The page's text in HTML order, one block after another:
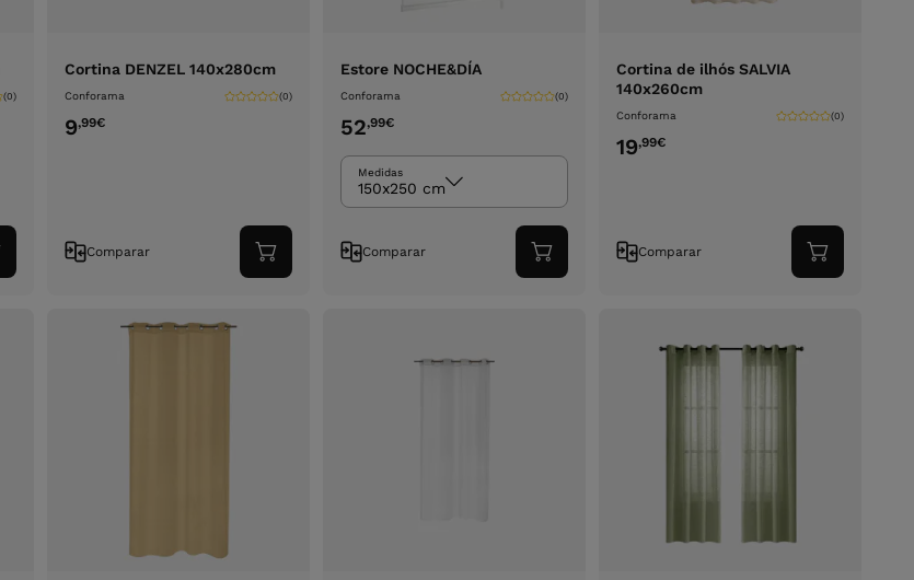
(0)
Cortina DENZEL 140x280cm
Conforama (0)
9,99€
Comparar
Adicionar
ao
Estore NOCHE&DÍA
Conforama (0)
52,99€
Medidas
150x250 cm
Comparar
Adicionar
ao
Cortina de ilhós SALVIA
140x260cm
Conforama (0)
19,99€
Comparar
Adicionar
ao